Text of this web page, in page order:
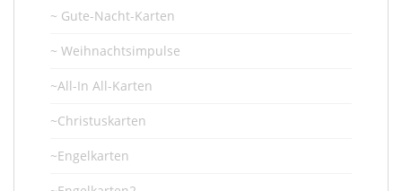
~ Gute-Nacht-Karten
~ Weihnachtsimpulse
~All-In All-Karten
~Christuskarten
~Engelkarten